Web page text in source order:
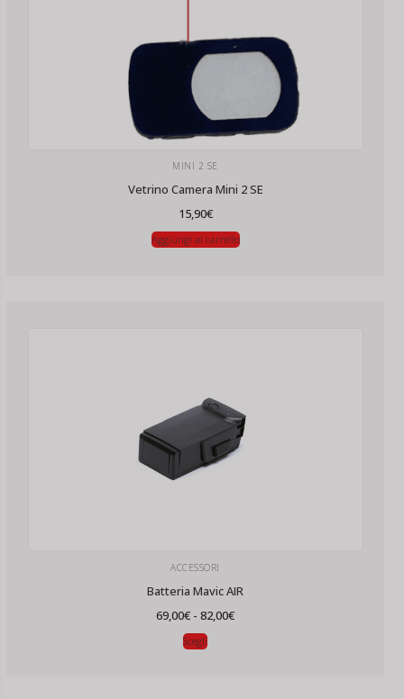
MINI 2 SE
Vetrino Camera Mini 2 SE
15,90€
Aggiungi al carrello
ACCESSORI
Batteria Mavic AIR
69,00€ - 82,00€Fascia
Scegli